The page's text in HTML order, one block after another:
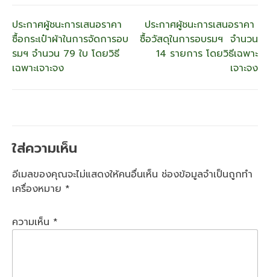
แนะแนว
เรื่อง
ประกาศผู้ชนะการเสนอราคา
ซื้อกระเป๋าผ้าในการจัดการอบ
รมฯ จำนวน 79 ใบ โดยวิธี
เฉพาะเจาะจง
ประกาศผู้ชนะการเสนอราคา
ซื้อวัสดุในการอบรมฯ จำนวน
14 รายการ โดยวิธีเฉพาะ
เจาะจง
ใส่ความเห็น
อีเมลของคุณจะไม่แสดงให้คนอื่นเห็น ช่องข้อมูลจำเป็นถูกทำ
เครื่องหมาย *
ความเห็น *